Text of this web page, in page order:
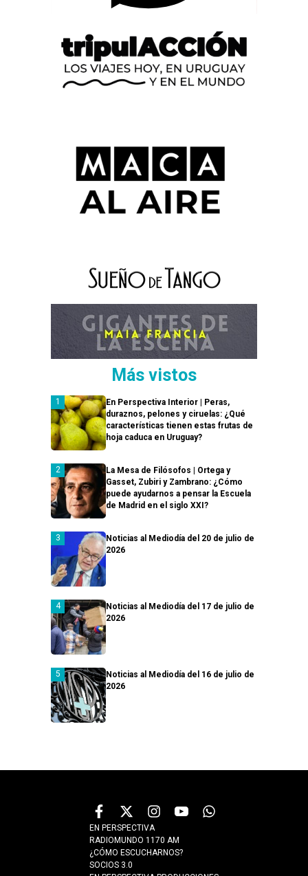
Más vistos
En Perspectiva Interior | Peras,
duraznos, pelones y ciruelas: ¿Qué
características tienen estas frutas de
hoja caduca en Uruguay?
La Mesa de Filósofos | Ortega y
Gasset, Zubiri y Zambrano: ¿Cómo
puede ayudarnos a pensar la Escuela
de Madrid en el siglo XXI?
Noticias al Mediodía del 20 de julio de
2026
Noticias al Mediodía del 17 de julio de
2026
Noticias al Mediodía del 16 de julio de
2026
EN PERSPECTIVA
RADIOMUNDO 1170 AM
¿CÓMO ESCUCHARNOS?
SOCIOS 3.0